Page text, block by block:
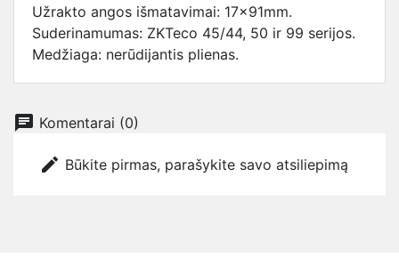
Užrakto angos išmatavimai: 17x91mm.
Suderinamumas: ZKTeco 45/44, 50 ir 99 serijos.
Medžiaga: nerūdijantis plienas.
chat Komentarai (0)
edit Būkite pirmas, parašykite savo atsiliepimą